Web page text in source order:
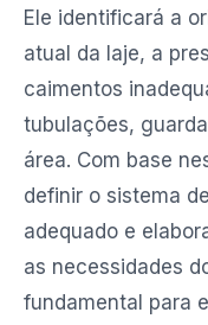
Ele identificará a
atual da laje, a
caimentos
tubulações,
área. Com base
definir o sistema
adequado e
as necessidades
fundamental para